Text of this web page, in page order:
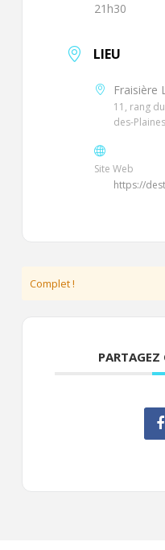
21h30
LIEU
Fraisière
11, rang
des-Plaines
Site Web
https://
Complet !
PARTAGEZ